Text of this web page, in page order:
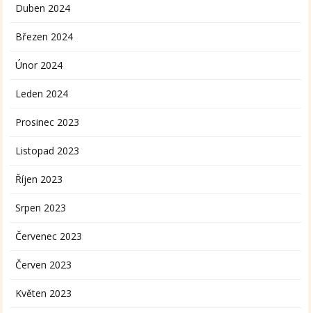
Duben 2024
Březen 2024
Únor 2024
Leden 2024
Prosinec 2023
Listopad 2023
Říjen 2023
Srpen 2023
Červenec 2023
Červen 2023
Květen 2023